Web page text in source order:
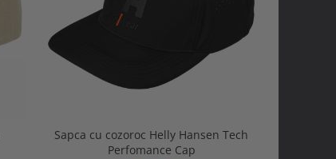
Sapca cu cozoroc Helly Hansen Tech
Perfomance Cap